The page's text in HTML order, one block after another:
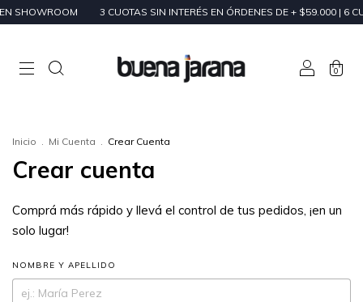
SHOWROOM 3 CUOTAS SIN INTERÉS EN ÓRDENES DE + $59.000 | 6
0
Inicio . Mi Cuenta . Crear Cuenta
Crear cuenta
Comprá más rápido y llevá el control de tus pedidos, ¡en un
solo lugar!
NOMBRE Y APELLIDO